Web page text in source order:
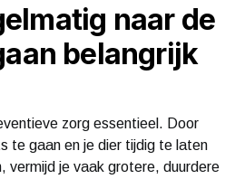
naar de
belangrijk
zorg essentieel. Door
te gaan en je dier tijdig te laten
vermijd je vaak grotere, duurdere